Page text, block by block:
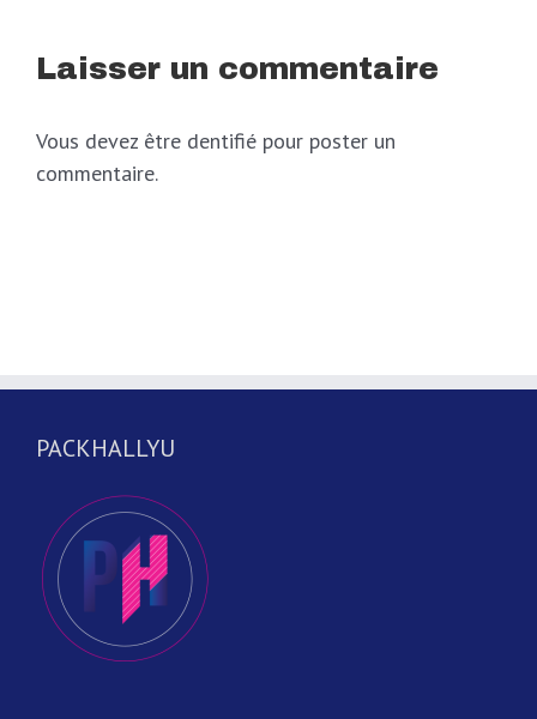
Laisser un commentaire
Vous devez être dentifié pour poster un
commentaire.
PACKHALLYU